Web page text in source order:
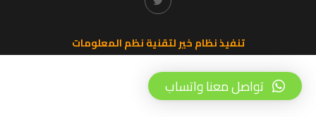
تنفيذ نظام خير لتقنية نظم المعلومات
تواصل معنا واتساب